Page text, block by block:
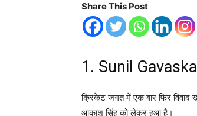
Share This Post
1. Sunil
क्रिकेट जगत में एक बार फिर विवाद
आकाश सिंह को लेकर हुआ है।